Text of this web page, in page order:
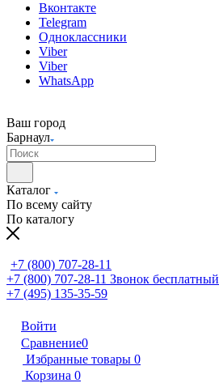
Вконтакте
Telegram
Одноклассники
Viber
Viber
WhatsApp
Ваш город
Барнаул
Каталог
По всему сайту
По каталогу
+7 (800) 707-28-11
+7 (800) 707-28-11 Звонок бесплатный
+7 (495) 135-35-59
Войти
Сравнение0
Избранные товары 0
Корзина 0